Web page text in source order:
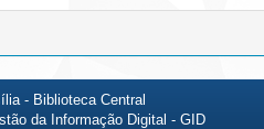
- Biblioteca Central
da Informação Digital - GID